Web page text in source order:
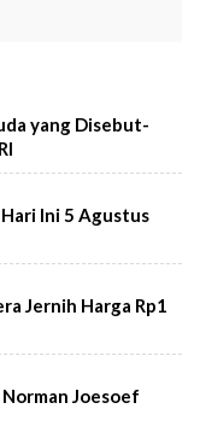
yang Disebut-
Ini 5 Agustus
Jernih Harga Rp1
Joesoef